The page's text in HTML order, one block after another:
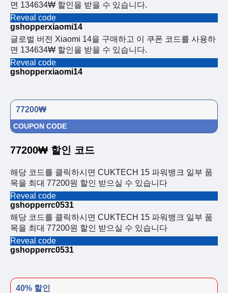
면 134634₩ 할인을 받을 수 있습니다.
Reveal code
gshopperxiaomi14
글로벌 버전 Xiaomi 14을 구매하고 이 쿠폰 코드를 사용하
면 134634₩ 할인을 받을 수 있습니다.
Reveal code
gshopperxiaomi14
77200₩
COUPON CODE
77200₩ 할인 코드
해당 코드를 클릭하시면 CUKTECH 15 파워뱅크 일부 품
목을 최대 77200원 할인 받으실 수 있습니다
Reveal code
gshopperrc0531
해당 코드를 클릭하시면 CUKTECH 15 파워뱅크 일부 품
목을 최대 77200원 할인 받으실 수 있습니다
Reveal code
gshopperrc0531
40% 할인